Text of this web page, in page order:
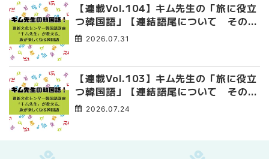
【連載Vol.104】キム先生の「旅に役立
つ韓国語」【連結語尾について その
4】2026.07.31
【連載Vol.103】キム先生の「旅に役立
つ韓国語」【連結語尾について その
3】2026.07.24